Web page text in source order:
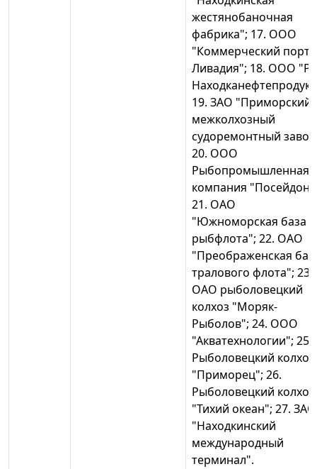
жестянобаночная
фабрика"; 17. ООО
"Коммерческий порт
Ливадия"; 18. ООО
19. ЗАО "Приморский
межколхозный
судоремонтный
20. ООО
Рыбопромышленная
компания "Посейдон";
21. ОАО
"Южноморская база
рыбфлота"; 22. ОАО
"Преображенская
тралового флота"; 23.
ОАО рыболовецкий
колхоз "Моряк-
Рыболов"; 24. ООО
"Акватехнологии"; 25.
Рыболовецкий колхоз
"Приморец"; 26.
Рыболовецкий колхоз
"Тихий океан"; 27. ЗАО
"Находкинский
международный
терминал".